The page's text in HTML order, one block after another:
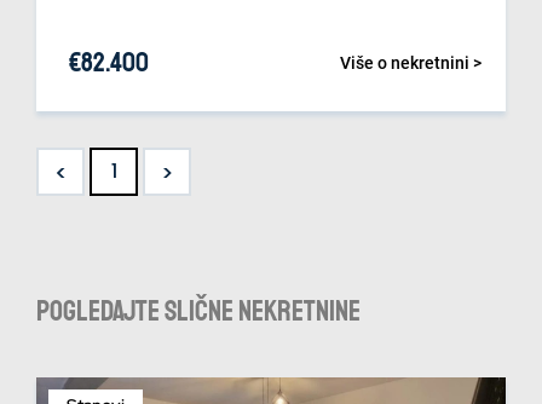
Više o nekretnini >
€82.400
< 1 >
Pogledajte slične nekretnine